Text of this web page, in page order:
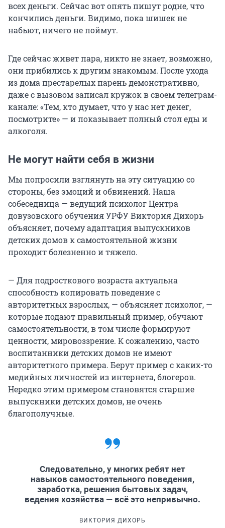
всех деньги. Сейчас вот опять пишут родне, что
кончились деньги. Видимо, пока шишек не
набьют, ничего не поймут.
Где сейчас живет пара, никто не знает, возможно,
они прибились к другим знакомым. После ухода
из дома престарелых парень демонстративно,
даже с вызовом записал кружок в своем телеграм-
канале: «Тем, кто думает, что у нас нет денег,
посмотрите» — и показывает полный стол еды и
алкоголя.
Не могут найти себя в жизни
Мы попросили взглянуть на эту ситуацию со
стороны, без эмоций и обвинений. Наша
собеседница — ведущий психолог Центра
довузовского обучения УРФУ Виктория Дихорь
объясняет, почему адаптация выпускников
детских домов к самостоятельной жизни
проходит болезненно и тяжело.
— Для подросткового возраста актуальна
способность копировать поведение с
авторитетных взрослых, — объясняет психолог, —
которые подают правильный пример, обучают
самостоятельности, в том числе формируют
ценности, мировоззрение. К сожалению, часто
воспитанники детских домов не имеют
авторитетного примера. Берут пример с каких-то
медийных личностей из интернета, блогеров.
Нередко этим примером становятся старшие
выпускники детских домов, не очень
благополучные.
Следовательно, у многих ребят нет
навыков самостоятельного поведения,
заработка, решения бытовых задач,
ведения хозяйства — всё это непривычно.
ВИКТОРИЯ ДИХОРЬ